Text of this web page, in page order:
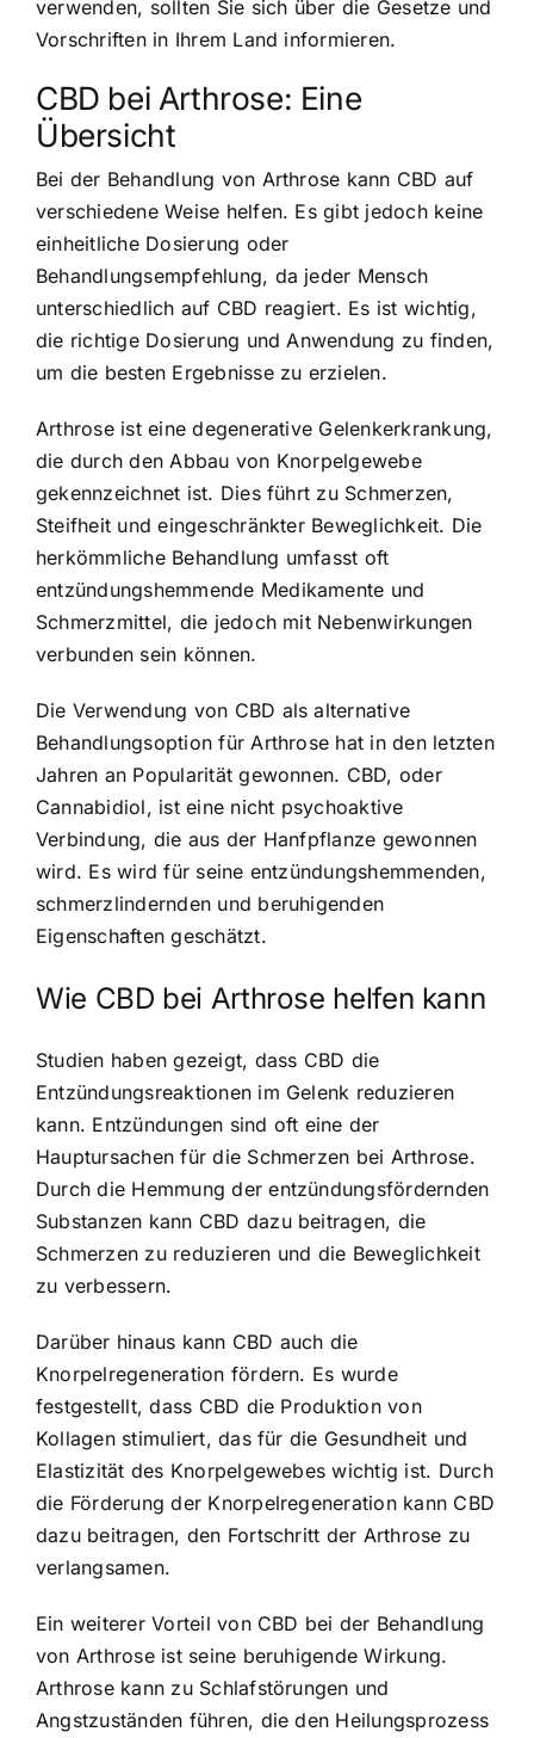
verwenden, sollten Sie sich über die Gesetze und
Vorschriften in Ihrem Land informieren.
CBD bei Arthrose: Eine
Übersicht
Bei der Behandlung von Arthrose kann CBD auf
verschiedene Weise helfen. Es gibt jedoch keine
einheitliche Dosierung oder
Behandlungsempfehlung, da jeder Mensch
unterschiedlich auf CBD reagiert. Es ist wichtig,
die richtige Dosierung und Anwendung zu finden,
um die besten Ergebnisse zu erzielen.
Arthrose ist eine degenerative Gelenkerkrankung,
die durch den Abbau von Knorpelgewebe
gekennzeichnet ist. Dies führt zu Schmerzen,
Steifheit und eingeschränkter Beweglichkeit. Die
herkömmliche Behandlung umfasst oft
entzündungshemmende Medikamente und
Schmerzmittel, die jedoch mit Nebenwirkungen
verbunden sein können.
Die Verwendung von CBD als alternative
Behandlungsoption für Arthrose hat in den letzten
Jahren an Popularität gewonnen. CBD, oder
Cannabidiol, ist eine nicht psychoaktive
Verbindung, die aus der Hanfpflanze gewonnen
wird. Es wird für seine entzündungshemmenden,
schmerzlindernden und beruhigenden
Eigenschaften geschätzt.
Wie CBD bei Arthrose helfen kann
Studien haben gezeigt, dass CBD die
Entzündungsreaktionen im Gelenk reduzieren
kann. Entzündungen sind oft eine der
Hauptursachen für die Schmerzen bei Arthrose.
Durch die Hemmung der entzündungsfördernden
Substanzen kann CBD dazu beitragen, die
Schmerzen zu reduzieren und die Beweglichkeit
zu verbessern.
Darüber hinaus kann CBD auch die
Knorpelregeneration fördern. Es wurde
festgestellt, dass CBD die Produktion von
Kollagen stimuliert, das für die Gesundheit und
Elastizität des Knorpelgewebes wichtig ist. Durch
die Förderung der Knorpelregeneration kann CBD
dazu beitragen, den Fortschritt der Arthrose zu
verlangsamen.
Ein weiterer Vorteil von CBD bei der Behandlung
von Arthrose ist seine beruhigende Wirkung.
Arthrose kann zu Schlafstörungen und
Angstzuständen führen, die den Heilungsprozess